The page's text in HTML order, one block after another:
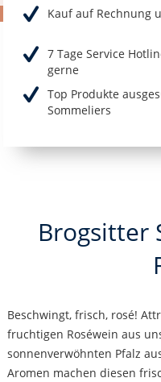
Kauf auf Rechnung
7 Tage Service
gerne
Top Produkte
Sommeliers
Brogsitter
Beschwingt, frisch, rosé!
fruchtigen Roséwein aus
sonnenverwöhnten Pfalz
Aromen machen diesen